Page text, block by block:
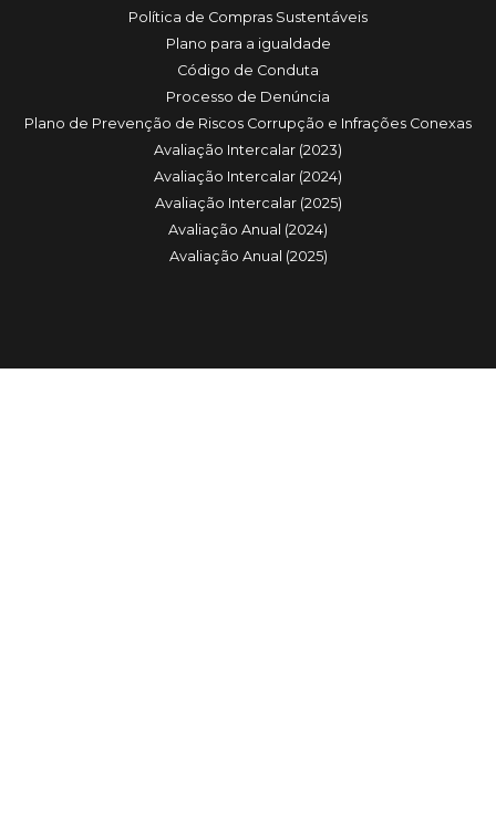
Política de Compras Sustentáveis
Plano para a igualdade
Código de Conduta
Processo de Denúncia
Plano de Prevenção de Riscos Corrupção e Infrações Conexas
Avaliação Intercalar (2023)
Avaliação Intercalar (2024)
Avaliação Intercalar (2025)
Avaliação Anual (2024)
Avaliação Anual (2025)